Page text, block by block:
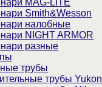
Smith&Wesson
налобные
NIGHT ARMOR
разные
трубы
трубы Yukon